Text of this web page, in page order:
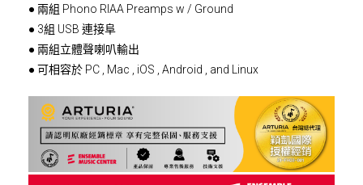
● 兩組 Phono RIAA Preamps w / Ground
● 3組 USB 連接阜
● 兩組立體聲喇叭輸出
● 可相容於 PC , Mac , iOS , Android , and Linux